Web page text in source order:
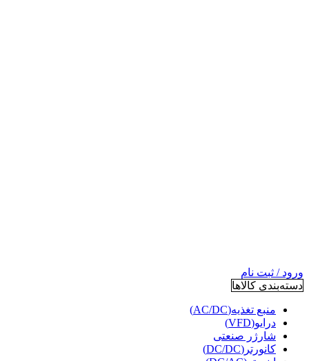
ورود / ثبت نام
دسته‌بندی کالاها
منبع تغذیه(AC/DC)
درایو(VFD)
شارژر صنعتی
کانورتر(DC/DC)